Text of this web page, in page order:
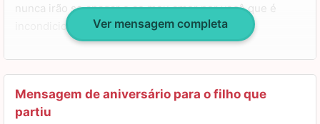
nunca irão se apagar e ao meu amor por você que é
incondicional.
Neste aniversário, eu gostaria de poder te dar um
abraço, um presente especial e tudo o que você merece
receber deste mundo. Espero que daí onde você está
consiga sentir tudo isso através da nossa ligação que
Ver mensagem completa
Mensagem de aniversário para o filho que
partiu